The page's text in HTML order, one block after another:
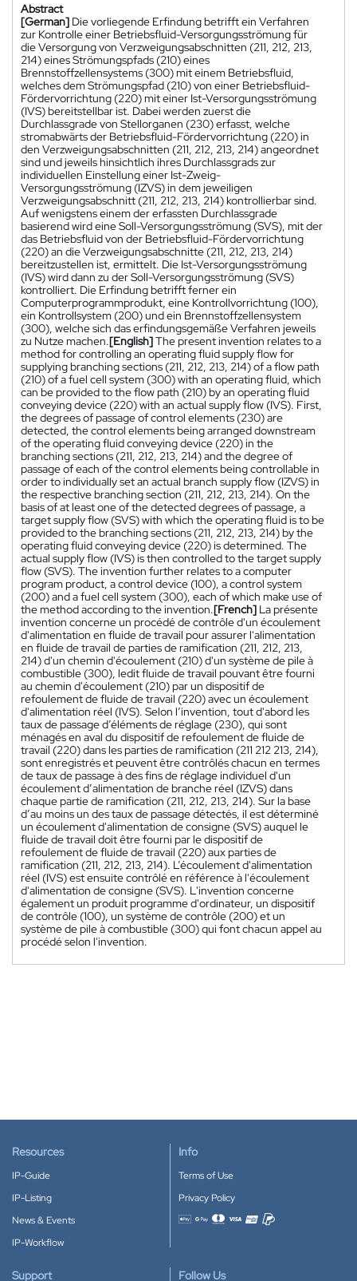
Abstract
[German] Die vorliegende Erfindung betrifft ein Verfahren
zur Kontrolle einer Betriebsfluid-Versorgungsströmung für
die Versorgung von Verzweigungsabschnitten (211, 212, 213,
214) eines Strömungspfads (210) eines
Brennstoffzellensystems (300) mit einem Betriebsfluid,
welches dem Strömungspfad (210) von einer Betriebsfluid-
Fördervorrichtung (220) mit einer Ist-Versorgungsströmung
(IVS) bereitstellbar ist. Dabei werden zuerst die
Durchlassgrade von Stellorganen (230) erfasst, welche
stromabwärts der Betriebsfluid-Fördervorrichtung (220) in
den Verzweigungsabschnitten (211, 212, 213, 214) angeordnet
sind und jeweils hinsichtlich ihres Durchlassgrads zur
individuellen Einstellung einer Ist-Zweig-
Versorgungsströmung (IZVS) in dem jeweiligen
Verzweigungsabschnitt (211, 212, 213, 214) kontrollierbar sind.
Auf wenigstens einem der erfassten Durchlassgrade
basierend wird eine Soll-Versorgungsströmung (SVS), mit der
das Betriebsfluid von der Betriebsfluid-Fördervorrichtung
(220) an die Verzweigungsabschnitte (211, 212, 213, 214)
bereitzustellen ist, ermittelt. Die Ist-Versorgungsströmung
(IVS) wird dann zu der Soll-Versorgungsströmung (SVS)
kontrolliert. Die Erfindung betrifft ferner ein
Computerprogrammprodukt, eine Kontrollvorrichtung (100),
ein Kontrollsystem (200) und ein Brennstoffzellensystem
(300), welche sich das erfindungsgemäße Verfahren jeweils
zu Nutze machen.[English]The present invention relates to a
method for controlling an operating fluid supply flow for
supplying branching sections (211, 212, 213, 214) of a flow path
(210) of a fuel cell system (300) with an operating fluid, which
can be provided to the flow path (210) by an operating fluid
conveying device (220) with an actual supply flow (IVS). First,
the degrees of passage of control elements (230) are
detected, the control elements being arranged downstream
of the operating fluid conveying device (220) in the
branching sections (211, 212, 213, 214) and the degree of
passage of each of the control elements being controllable in
order to individually set an actual branch supply flow (IZVS) in
the respective branching section (211, 212, 213, 214). On the
basis of at least one of the detected degrees of passage, a
target supply flow (SVS) with which the operating fluid is to be
provided to the branching sections (211, 212, 213, 214) by the
operating fluid conveying device (220) is determined. The
actual supply flow (IVS) is then controlled to the target supply
flow (SVS). The invention further relates to a computer
program product, a control device (100), a control system
(200) and a fuel cell system (300), each of which make use of
the method according to the invention.[French] La présente
invention concerne un procédé de contrôle d'un écoulement
d'alimentation en fluide de travail pour assurer l'alimentation
en fluide de travail de parties de ramification (211, 212, 213,
214) d'un chemin d'écoulement (210) d'un système de pile à
combustible (300), ledit fluide de travail pouvant être fourni
au chemin d'écoulement (210) par un dispositif de
refoulement de fluide de travail (220) avec un écoulement
d'alimentation réel (IVS). Selon l’invention, tout d'abord les
taux de passage d’éléments de réglage (230), qui sont
ménagés en aval du dispositif de refoulement de fluide de
travail (220) dans les parties de ramification (211 212 213, 214),
sont enregistrés et peuvent être contrôlés chacun en termes
de taux de passage à des fins de réglage individuel d'un
écoulement d’alimentation de branche réel (IZVS) dans
chaque partie de ramification (211, 212, 213, 214). Sur la base
d’au moins un des taux de passage détectés, il est déterminé
un écoulement d'alimentation de consigne (SVS) auquel le
fluide de travail doit être fourni par le dispositif de
refoulement de fluide de travail (220) aux parties de
ramification (211, 212, 213, 214). L’écoulement d'alimentation
réel (IVS) est ensuite contrôlé en référence à l'écoulement
d'alimentation de consigne (SVS). L'invention concerne
également un produit programme d'ordinateur, un dispositif
de contrôle (100), un système de contrôle (200) et un
système de pile à combustible (300) qui font chacun appel au
procédé selon l'invention.
Resources
IP-Guide
IP-Listing
News & Events
IP-Workflow
Info
Terms of Use
Privacy Policy
Accepted payment methods
Support Follow Us